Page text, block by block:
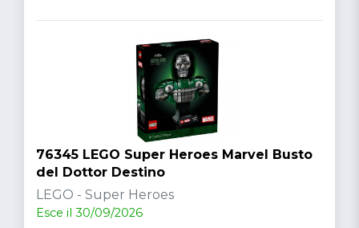
76345 LEGO Super Heroes Marvel Busto
del Dottor Destino
LEGO - Super Heroes
Esce il 30/09/2026